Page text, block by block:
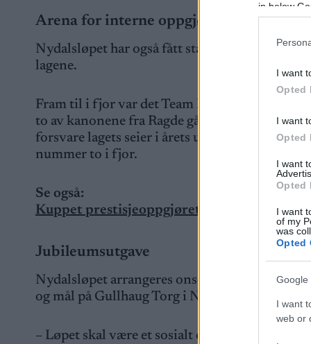
in below
I want
Opted
I want
Opted
I want
Opted
I want
of my
was
Opted
Google
I want
web or
Arena for interne oppgjør
Nydalsløpet har også fått status som
lagene.
Fram til i fjor var det Team Ragde Charge
to av kanonene fra Ragde gått over til rivalen,
forsvare lagets seier i årets utgave. De stiller
nummer to i fjor.
Se også:
Kuppet prestisjeoppgjøret til erkerivalen:
Jubileumsutgave
Nydalsløpet arrangeres onsdag 10.
og mål på Gullhaug Torg i Nydalen i Oslo, og
– Løpet skal være et sosialt og hyggelig